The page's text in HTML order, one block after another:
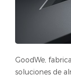
GoodWe,
soluciones de